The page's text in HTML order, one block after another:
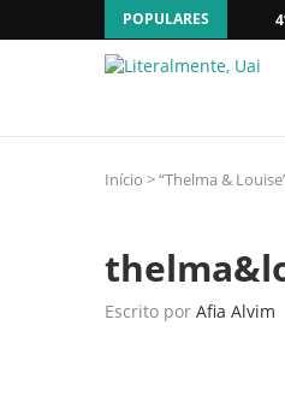
POPULARES
Início >“Thelma &
Escrito por Afia Alvim